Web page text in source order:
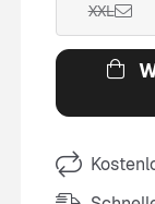
XXL